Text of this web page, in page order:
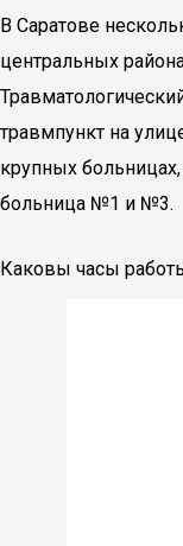
В Саратове
центральных
травмпункт на
крупных
больница №1 и №3.
Каковы часы